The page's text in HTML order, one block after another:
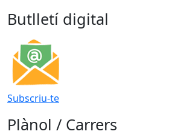
Butlletí digital
Subscriu-te
Plànol / Carrers